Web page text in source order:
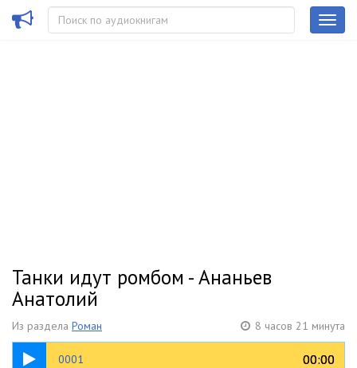
Танки идут ромбом - Ананьев
Анатолий
Из раздела Роман 8 часов 21 минута
0001 00:00
00:00
12:35